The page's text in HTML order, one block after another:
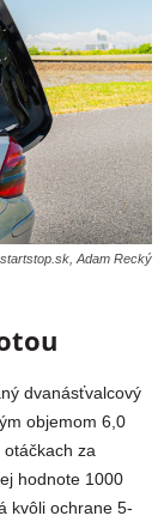
Adam Recký
dvanásťvalcový
objemom 6,0
za
hodnote 1000
kvôli ochrane 5-